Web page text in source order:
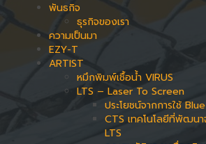
พันธกิจ
ธุรกิจของเรา
ความเป็นมา
EZY-T
ARTIST
หมึกพิมพ์เชื้อน้ำ VIRUS
LTS – Laser To Screen
ประโยชน์จากการใช้
CTS เทคโนโลยีที่พัฒน
LTS